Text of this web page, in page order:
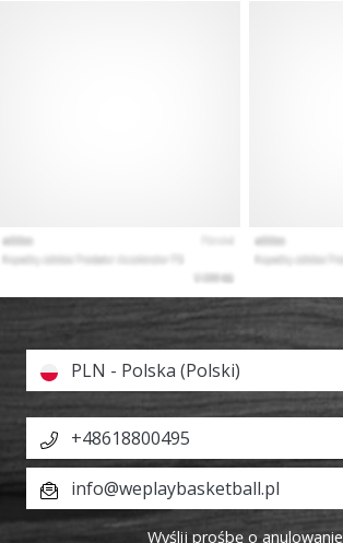
PLN - Polska (Polski)
+48618800495
info@weplaybasketball.pl
Wyślij prośbę o anulowanie